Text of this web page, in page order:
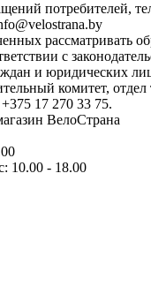
потребителей,
рассматривать
с
и юридических
комитет, отдел
17 270 33 75.
ВелоСтрана
10.00 - 18.00